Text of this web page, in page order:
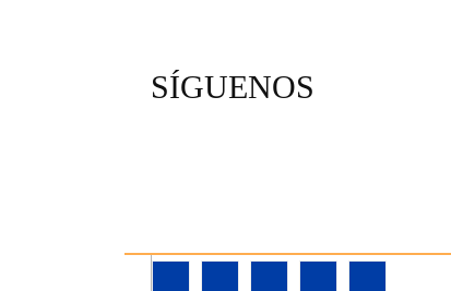
SÍGUENOS